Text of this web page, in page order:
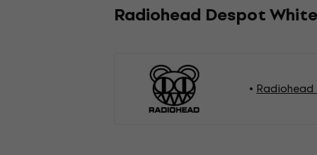
Radiohead Despot
Radiohead